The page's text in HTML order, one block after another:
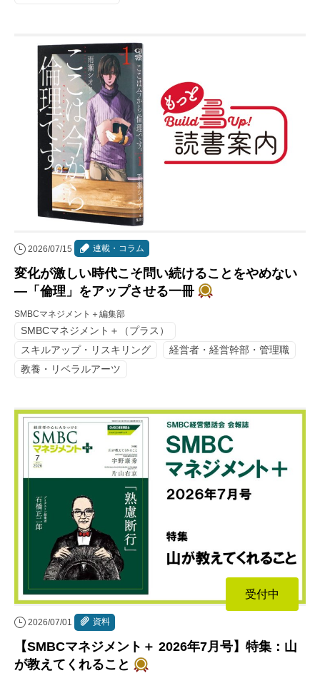
2026/07/15 連載・コラム
変化が激しい時代こそ問い続けることをやめない
―「倫理」をアップさせる一冊
SMBCマネジメント＋編集部
SMBCマネジメント＋（プラス）
スキルアップ・リスキリング
経営者・経営幹部・管理職
教養・リベラルアーツ
受付中
2026/07/01 資料
【SMBCマネジメント＋ 2026年7月号】特集：山
が教えてくれること